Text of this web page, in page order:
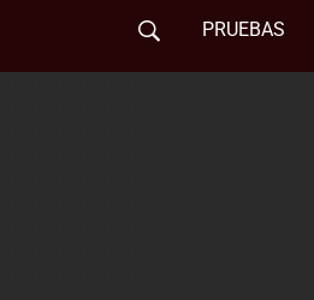
PRUEBAS